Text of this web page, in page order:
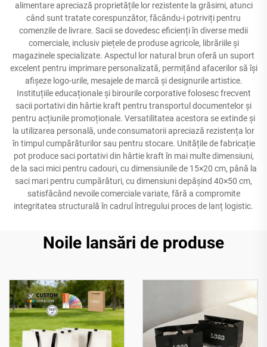
alimentare apreciază proprietățile lor rezistente la grăsimi, atunci
când sunt tratate corespunzător, făcându-i potriviți pentru
comenzile de livrare. Sacii se dovedesc eficienți în diverse medii
comerciale, inclusiv piețele de produse agricole, librăriile și
magazinele specializate. Aspectul lor natural brun oferă un suport
excelent pentru imprimare personalizată, permițând afacerilor să își
afișeze logo-urile, mesajele de marcă și designurile artistice.
Instituțiile educaționale și birourile corporative folosesc frecvent
sacii portativi din hârtie kraft pentru transportul documentelor și
pentru acțiunile promoționale. Versatilitatea acestora se extinde și
la utilizarea personală, unde consumatorii apreciază rezistența lor
în timpul cumpărăturilor sau pentru stocare. Unitățile de fabricație
pot produce saci portativi din hârtie kraft în mai multe dimensiuni,
de la saci mici pentru cadouri, cu dimensiunile de 15×20 cm, până la
saci mari pentru cumpărături, cu dimensiuni depășind 40×50 cm,
satisfăcând nevoile comerciale variate, fără a compromite
integritatea structurală în cadrul întregului proces de lanț logistic.
Noile lansări de produse